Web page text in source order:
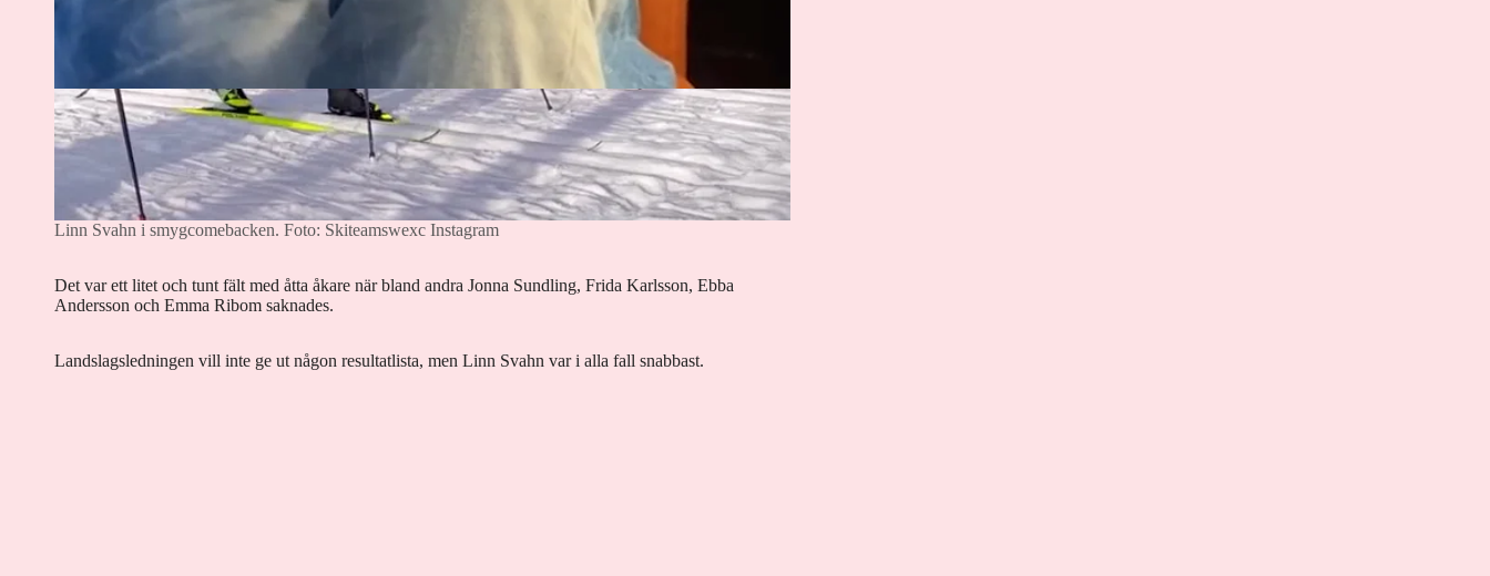
Linn Svahn i smygcomebacken. Foto: Skiteamswexc Instagram
Det var ett litet och tunt fält med åtta åkare när bland andra Jonna Sundling, Frida Karlsson, Ebba
Andersson och Emma Ribom saknades.
Landslagsledningen vill inte ge ut någon resultatlista, men Linn Svahn var i alla fall snabbast.